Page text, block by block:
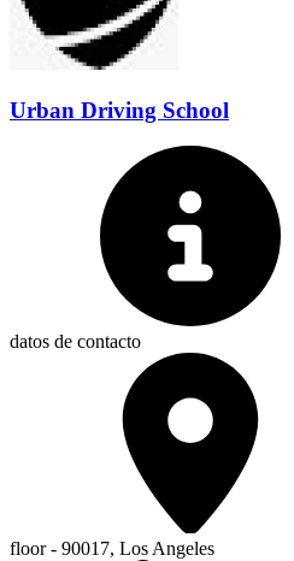
Urban Driving School
datos de contacto
floor - 90017, Los Angeles